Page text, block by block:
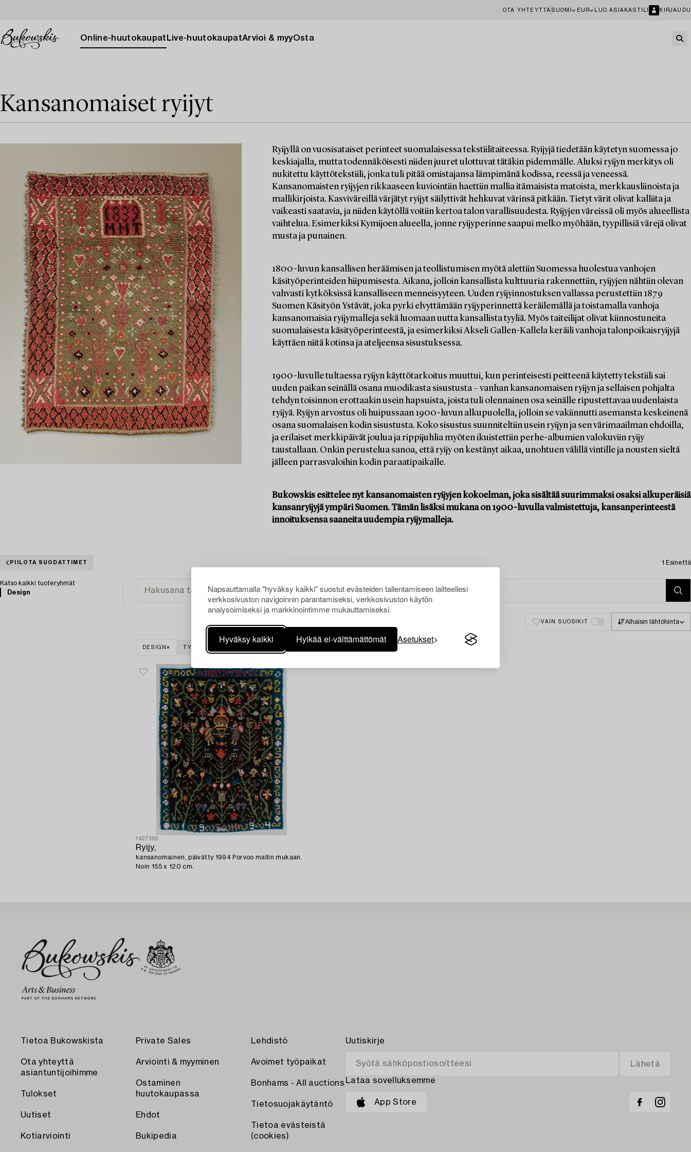
Napsauttamalla "hyväksy kaikki" suostut evästeiden tallentamiseen laitteellesi
verkkosivuston navigoinnin parantamiseksi, verkkosivuston käytön
analysoimiseksi ja markkinointimme mukauttamiseksi.
Hyväksy kaikki Hylkää ei-välttämättömät Asetukset
OTA YHTEYTTÄ SUOMI EUR LUO ASIAKASTILI KIRJAUDU
Online-huutokaupat Live-huutokaupatArvioi & myyOsta
Kansanomaiset ryijyt
Ryijyllä on vuosisataiset perinteet suomalaisessa tekstiilitaiteessa. Ryijyjä tiedetään käytetyn suomessa jo
keskiajalla, mutta todennäköisesti niiden juuret ulottuvat tätäkin pidemmälle. Aluksi ryijyn merkitys oli
nukitettu käyttötekstiili, jonka tuli pitää omistajansa lämpimänä kodissa, reessä ja veneessä.
Kansanomaisten ryijyjen rikkaaseen kuviointiin haettiin mallia itämaisista matoista, merkkausliinoista ja
mallikirjoista. Kasviväreillä värjätyt ryijyt säilyttivät hehkuvat värinsä pitkään. Tietyt värit olivat kalliita ja
vaikeasti saatavia, ja niiden käytöllä voitiin kertoa talon varallisuudesta. Ryijyjen väreissä oli myös alueellista
vaihtelua. Esimerkiksi Kymijoen alueella, jonne ryijyperinne saapui melko myöhään, tyypillisiä värejä olivat
musta ja punainen.
1800-luvun kansallisen heräämisen ja teollistumisen myötä alettiin Suomessa huolestua vanhojen
käsityöperinteiden hiipumisesta. Aikana, jolloin kansallista kulttuuria rakennettiin, ryijyjen nähtiin olevan
vahvasti kytköksissä kansalliseen menneisyyteen. Uuden ryijyinnostuksen vallassa perustettiin 1879
Suomen Käsityön Ystävät, joka pyrki elvyttämään ryijyperinnettä keräilemällä ja toistamalla vanhoja
kansanomaisia ryijymalleja sekä luomaan uutta kansallista tyyliä. Myös taiteilijat olivat kiinnostuneita
suomalaisesta käsityöperinteestä, ja esimerkiksi Akseli Gallen-Kallela keräili vanhoja talonpoikaisryijyjä
käyttäen niitä kotinsa ja ateljeensa sisustuksessa.
1900-luvulle tultaessa ryijyn käyttötarkoitus muuttui, kun perinteisesti peitteenä käytetty tekstiili sai
uuden paikan seinällä osana muodikasta sisustusta – vanhan kansanomaisen ryijyn ja sellaisen pohjalta
tehdyn toisinnon erottaakin usein hapsuista, joista tuli olennainen osa seinälle ripustettavaa uudenlaista
ryijyä. Ryijyn arvostus oli huipussaan 1900-luvun alkupuolella, jolloin se vakiinnutti asemansta keskeinenä
osana suomalaisen kodin sisustusta. Koko sisustus suunniteltiin usein ryijyn ja sen värimaailman ehdoilla,
ja erilaiset merkkipäivät joulua ja rippijuhlia myöten ikuistettiin perhe-albumien valokuviin ryijy
taustallaan. Onkin perustelua sanoa, että ryijy on kestänyt aikaa, unohtuen välillä vintille ja nousten sieltä
jälleen parrasvaloihin kodin paraatipaikalle.
Bukowskis esittelee nyt kansanomaisten ryijyjen kokoelman, joka sisältää suurimmaksi osaksi alkuperäisiä
kansanryijyjä ympäri Suomen. Tämän lisäksi mukana on 1900-luvulla valmistettuja, kansanperinteestä
innoituksensa saaneita uudempia ryijymalleja.
PIILOTA SUODATTIMET 1 Esinettä
Katso kaikki tuoteryhmät
Design
VAIN SUOSIKIT Alhaisin lähtöhinta
DESIGN TYHJENNÄ KAIKKI
1427565
Ryijy,
kansanomainen, päivätty 1994 Porvoo mallin mukaan.
Noin 155 x 120 cm.
Tietoa Bukowskista
Ota yhteyttä
asiantuntijoihimme
Tulokset
Uutiset
Kotiarviointi
Private Sales
Arviointi & myyminen
Ostaminen
huutokaupassa
Ehdot
Bukipedia
Lehdistö
Avoimet työpaikat
Bonhams - All auctions
Tietosuojakäytäntö
Tietoa evästeistä
(cookies)
Uutiskirje
Lataa sovelluksemme
App Store